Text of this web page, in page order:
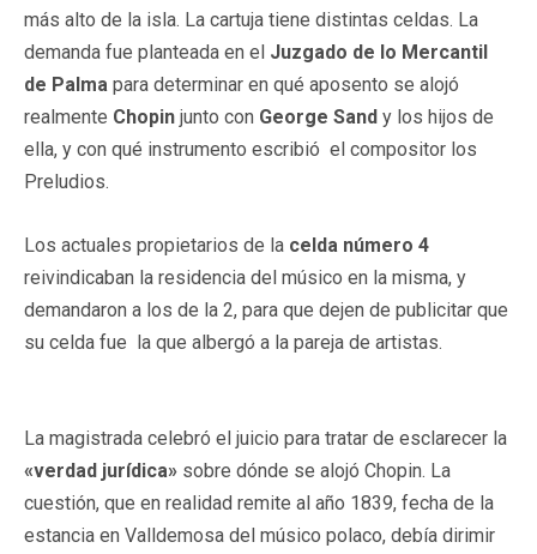
más alto de la isla. La cartuja tiene distintas celdas. La
demanda fue planteada en el Juzgado de lo Mercantil
de Palma para determinar en qué aposento se alojó
realmente Chopin junto con George Sand y los hijos de
ella, y con qué instrumento escribió el compositor los
Preludios.
Los actuales propietarios de la celda número 4
reivindicaban la residencia del músico en la misma, y
demandaron a los de la 2, para que dejen de publicitar que
su celda fue la que albergó a la pareja de artistas.
La magistrada celebró el juicio para tratar de esclarecer la
«verdad jurídica» sobre dónde se alojó Chopin. La
cuestión, que en realidad remite al año 1839, fecha de la
estancia en Valldemosa del músico polaco, debía dirimir